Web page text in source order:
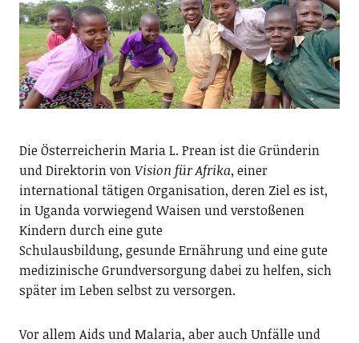
Die Österreicherin Maria L. Prean ist die Gründerin
und Direktorin vonVision für Afrika, einer
international tätigen Organisation, deren Ziel es ist,
in Uganda vorwiegend Waisen und verstoßenen
Kindern durch eine gute
Schulausbildung, gesunde Ernährung und eine gute
medizinische Grundversorgung dabei zu helfen, sich
später im Leben selbst zu versorgen.
Vor allem Aids und Malaria, aber auch Unfälle und